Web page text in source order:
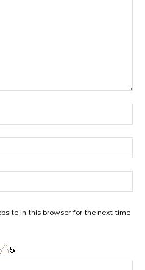
in this browser for the next time